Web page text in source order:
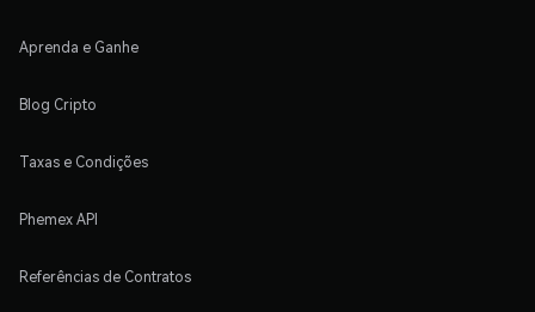
Aprenda e Ganhe
Blog Cripto
Taxas e Condições
Phemex API
Referências de Contratos